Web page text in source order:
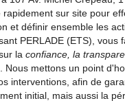
rapidement sur site pour
et définir ensemble les
PERLADE (ETS), vous
la confiance, la
. Nous mettons un point
interventions, afin de
initial, mais aussi la